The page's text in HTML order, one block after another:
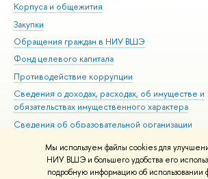
Мы используем файлы cookies для
НИУ ВШЭ и большего удобства его
подробную информацию об использовании
Корпуса и общежития
Закупки
Обращения граждан в НИУ ВШЭ
Фонд целевого капитала
Противодействие коррупции
Сведения о доходах, расходах, об имуществе и
обязательствах имущественного характера
Сведения об образовательной организации
Людям с ограниченными возможностями
Единая платежная страница
Работа в Вышке